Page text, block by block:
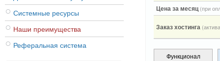
Цена за месяц(при
Заказ хостинга
Функционал
Системные ресурсы
Наши преимущества
Реферальная система